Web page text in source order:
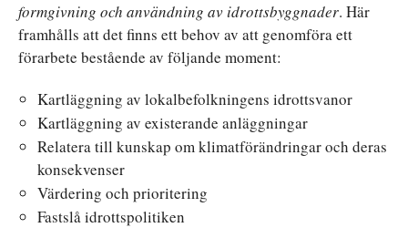
formgivning och användning av idrottsbyggnader. Här
framhålls att det finns ett behov av att genomföra ett
förarbete bestående av följande moment:
Kartläggning av lokalbefolkningens idrottsvanor
Kartläggning av existerande anläggningar
Relatera till kunskap om klimatförändringar och deras
konsekvenser
Värdering och prioritering
Fastslå idrottspolitiken